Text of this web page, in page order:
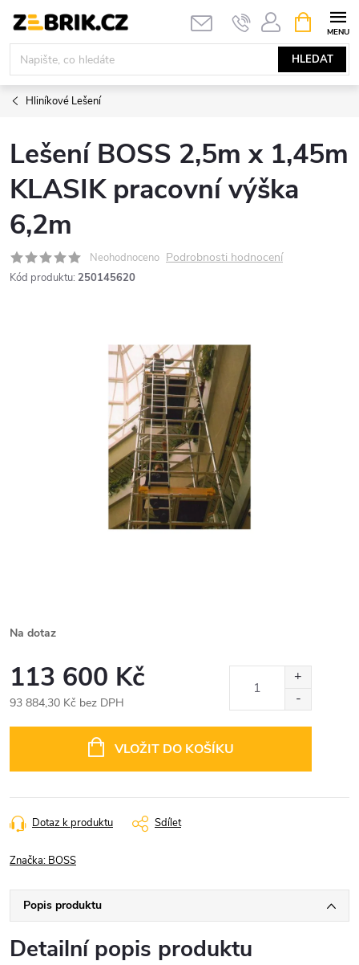
obsah
HLEDAT
NÁKUPNÍ
KOŠÍK
Hliníkové Lešení
Lešení BOSS 2,5m x 1,45m
KLASIK pracovní výška
6,2m
Neohodnoceno Podrobnosti hodnocení
Kód produktu: 250145620
Na dotaz
113 600 Kč
93 884,30 Kč bez DPH
VLOŽIT DO KOŠÍKU
Dotaz k produktu Sdílet
Značka: BOSS
Popis produktu
Detailní popis produktu